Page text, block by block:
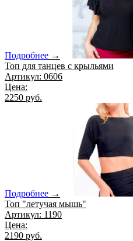
Подробнее →
Топ для танцев с крыльями
Артикул: 0606
Цена:
2250 руб.
Подробнее →
Топ "летучая мышь"
Артикул: 1190
Цена:
2190 руб.